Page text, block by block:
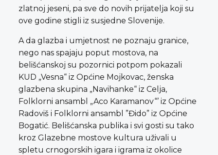
zlatnoj jeseni, pa sve do novih prijatelja koji su
ove godine stigli iz susjedne Slovenije.
A da glazba i umjetnost ne poznaju granice,
nego nas spajaju poput mostova, na
belišćanskoj su pozornici potpom pokazali
KUD „Vesna“ iz Općine Mojkovac, ženska
glazbena skupina „Navihanke“ iz Celja,
Folklorni ansambl „Aco Karamanov“’ iz Općine
Radoviš i Folklorni ansambl ”Đido” iz Općine
Bogatić. Belišćanska publika i svi gosti su tako
kroz Glazebne mostove kultura uživali u
spletu crnogorskih igara i igrama iz okolice